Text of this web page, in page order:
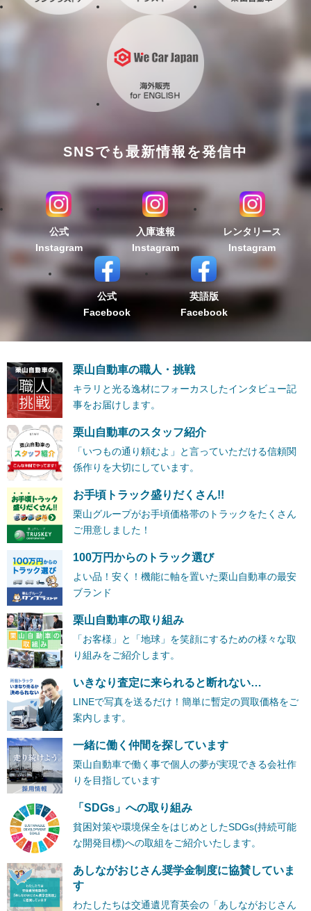
SNSでも最新情報を発信中
公式
Instagram
入庫速報
Instagram
レンタリース
Instagram
公式
Facebook
英語版
Facebook
栗山自動車の職人・挑戦
キラリと光る逸材にフォーカスしたインタビュー記
事をお届けします。
栗山自動車のスタッフ紹介
「いつもの通り頼むよ」と言っていただける信頼関
係作りを大切にしています。
お手頃トラック盛りだくさん!!
栗山グループがお手頃価格帯のトラックをたくさん
ご用意しました！
100万円からのトラック選び
よい品！安く！機能に軸を置いた栗山自動車の最安
ブランド
栗山自動車の取り組み
「お客様」と「地球」を笑顔にするための様々な取
り組みをご紹介します。
いきなり査定に来られると断れない…
LINEで写真を送るだけ！簡単に暫定の買取価格をご
案内します。
一緒に働く仲間を探しています
栗山自動車で働く事で個人の夢が実現できる会社作
りを目指しています
「SDGs」への取り組み
貧困対策や環境保全をはじめとしたSDGs(持続可能
な開発目標)への取組をご紹介いたします。
あしながおじさん奨学金制度に協賛していま
す
わたしたちは交通遺児育英会の「あしながおじさん